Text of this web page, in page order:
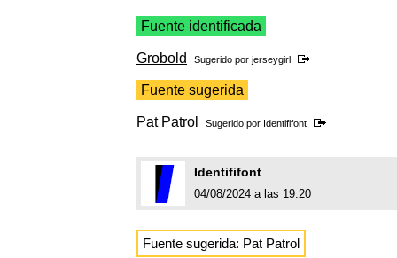
Fuente identificada
Grobold Sugerido por jerseygirl
Fuente sugerida
Pat Patrol Sugerido por Identififont
Identififont
04/08/2024 a las 19:20
Fuente sugerida: Pat Patrol